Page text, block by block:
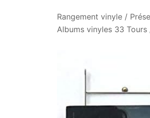
Rangement vinyle /
Albums vinyles 33